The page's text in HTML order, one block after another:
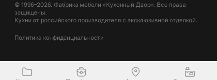
© 1996–2026. Фабрика мебели «Кухонный Двор». Все права
защищены.
Кухни от российского производителя с эксклюзивной отделкой.
Политика конфиденциальности